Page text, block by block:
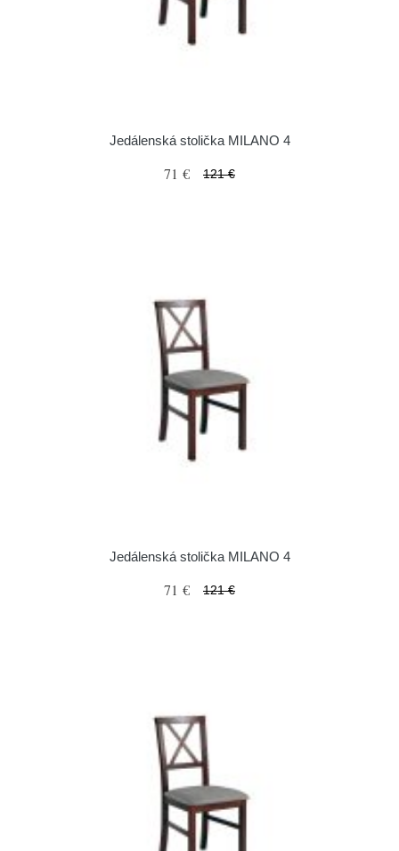
Jedálenská stolička MILANO 4
71 € 121 €
Jedálenská stolička MILANO 4
71 € 121 €